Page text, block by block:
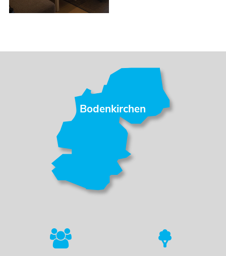
Bodenkirchen